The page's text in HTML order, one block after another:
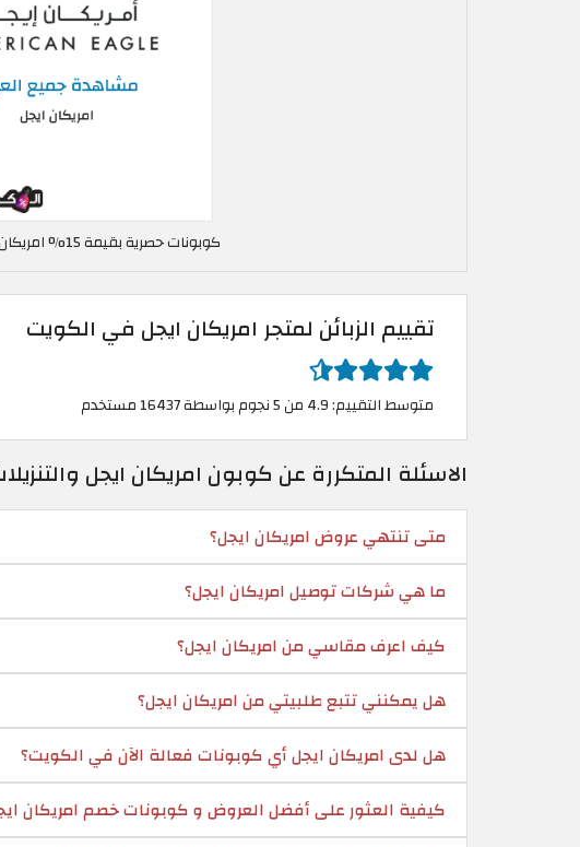
كوبونات حصرية بقيمة 15% امريكان ايجل في الكويت
تقييم الزبائن لمتجر امريكان ايجل في الكويت
متوسط التقييم: 4.9 من 5 نجوم بواسطة 16437 مستخدم
الاسئلة المتكررة عن كوبون امريكان ايجل
متى تنتهي عروض امريكان ايجل؟
ما هي شركات توصيل امريكان ايجل؟
كيف اعرف مقاسي من امريكان ايجل؟
هل يمكنني تتبع طلبيتي من امريكان ايجل؟
هل لدى امريكان ايجل أي كوبونات فعالة الآن في الكويت؟
كيفية العثور على أفضل العروض و كوبونات خصم امريكان